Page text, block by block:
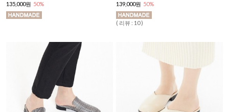
135,000원 50%
139,000원 50%
( 리뷰 : 10 )